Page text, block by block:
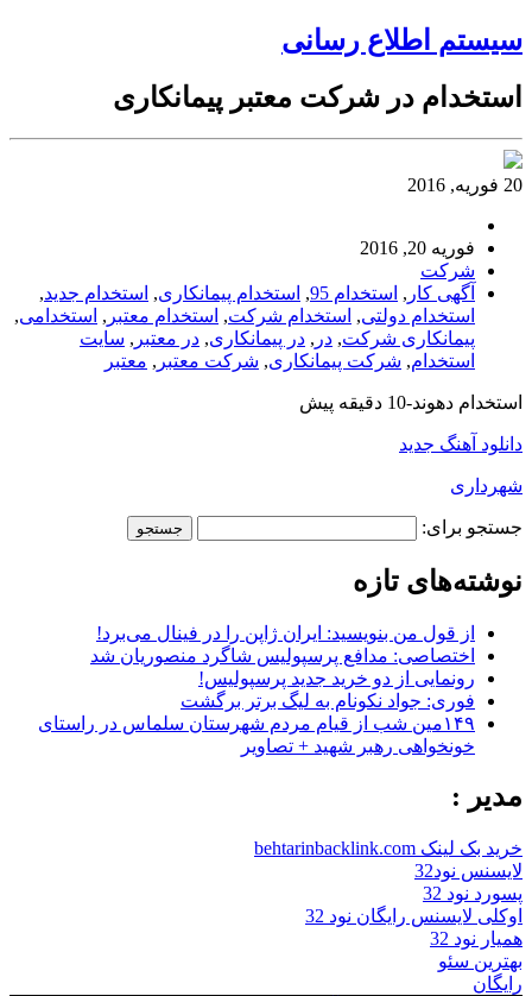
سیستم اطلاع رسانی
استخدام در شرکت معتبر پیمانکاری
20 فوریه, 2016
فوریه 20, 2016
شرکت
آگهی کار , استخدام 95 , استخدام پیمانکاری, استخدام جدید,
استخدام دولتی, استخدام شرکت, استخدام معتبر , استخدامی,
پیمانکاری شرکت, در , در پیمانکاری, در معتبر , سایت
استخدام, شرکت پیمانکاری, شرکت معتبر , معتبر
استخدام دهوند-10 دقیقه پیش
دانلود آهنگ جدید
شهرداری
جستجو برای:
نوشته‌های تازه
از قول من بنویسید: ایران ژاپن را در فینال می‌برد!
اختصاصی: مدافع پرسپولیس شاگرد منصوریان شد
رونمایی از دو خرید جدید پرسپولیس!
فوری: جواد نکونام به لیگ برتر برگشت
۱۴۹مین شب از قیام مردم شهرستان سلماس در راستای
خونخواهی رهبر شهید + تصاویر
مدیر :
خرید بک لینک behtarinbacklink.com
لایسنس نود32
پسورد نود 32
اوکلی لایسنس رایگان نود 32
همیار نود 32
بهترین سئو
رایگان